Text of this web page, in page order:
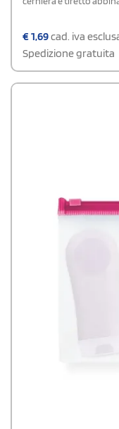
€1,69cad. iva
Spedizione gratuita